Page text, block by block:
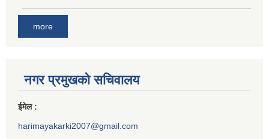
more
नगर प्रमुखको सचिवालय
ईमेल :
harimayakarki2007@gmail.com